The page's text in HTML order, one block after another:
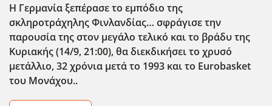
Η Γερμανία ξεπέρασε το εμπόδιο της
σκληροτράχηλης Φινλανδίας… σφράγισε την
παρουσία της στον μεγάλο τελικό και το βράδυ της
Κυριακής (14/9, 21:00), θα διεκδικήσει το χρυσό
μετάλλιο, 32 χρόνια μετά το 1993 και το Eurobasket
του Μονάχου..